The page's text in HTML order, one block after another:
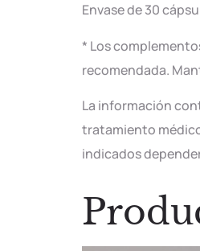
Envase de 30
* Los
recomendada.
La información
tratamiento
indicados